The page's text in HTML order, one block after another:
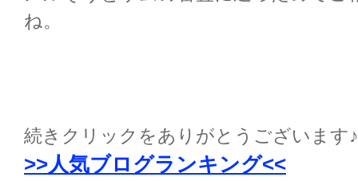
ね。
続きクリックをありがとうございます♪
>>人気ブログランキング<<